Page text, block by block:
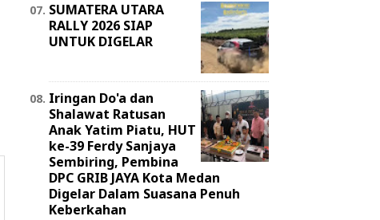
SUMATERA UTARA
RALLY 2026 SIAP
UNTUK DIGELAR
Iringan Do'a dan
Shalawat Ratusan
Anak Yatim Piatu, HUT
ke-39 Ferdy Sanjaya
Sembiring, Pembina
DPC GRIB JAYA Kota Medan
Digelar Dalam Suasana Penuh
Keberkahan